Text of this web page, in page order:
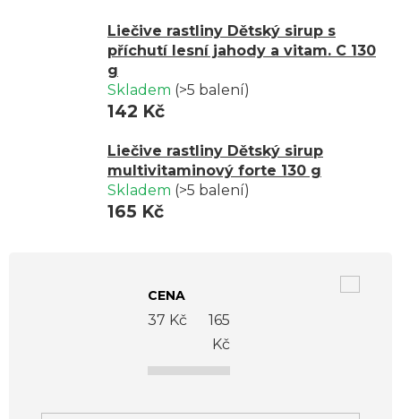
Liečive rastliny Dětský sirup s
příchutí lesní jahody a vitam. C 130
g
Skladem (>5 balení)
142 Kč
Liečive rastliny Dětský sirup
multivitaminový forte 130 g
Skladem (>5 balení)
165 Kč
CENA
37 Kč
165
Kč